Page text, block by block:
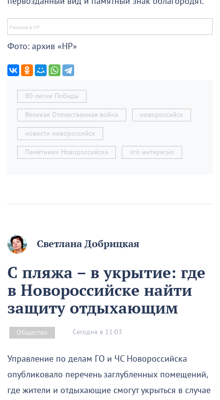
Фото: архив «НР»
80-летие Победы
Великая Отечественная война новороссийск
новости новороссийск
Памятники Новороссийска это интересно
Светлана Добрицкая
С пляжа – в укрытие: где
в Новороссийске найти
защиту отдыхающим
Общество Сегодня в 11:03
Управление по делам ГО и ЧС Новороссийска
опубликовало перечень заглубленных помещений,
где жители и отдыхающие смогут укрыться в случае